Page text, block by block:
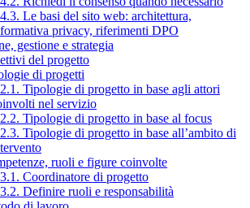
Le basi del sito web: architettura,
privacy, riferimenti DPO
gestione e strategia
del progetto
di progetti
Tipologie di progetto in base agli attori
nel servizio
Tipologie di progetto in base al focus
Tipologie di progetto in base all’ambito di
ruoli e figure coinvolte
Coordinatore di progetto
Definire ruoli e responsabilità